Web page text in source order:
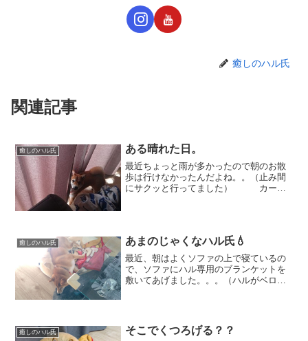
癒しのハル氏
関連記事
癒しのハル氏 ある晴れた日。
最近ちょっと雨が多かったので朝のお散
歩は行けなかったんだよね。。（止み間
にサクッと行ってました） カーテ
癒しのハル氏 あまのじゃくなハル氏💧
最近、朝はよくソファの上で寝ているの
で、ソファにハル専用のブランケットを
敷いてあげました。。。（ハルがベロベ
や？？ ハルちゃん？ い...
癒しのハル氏 そこでくつろげる？？